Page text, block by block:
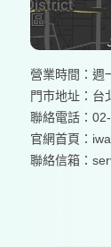
營業時間：週
門市地址：台
聯絡電話：
官網首頁：
聯絡信箱：